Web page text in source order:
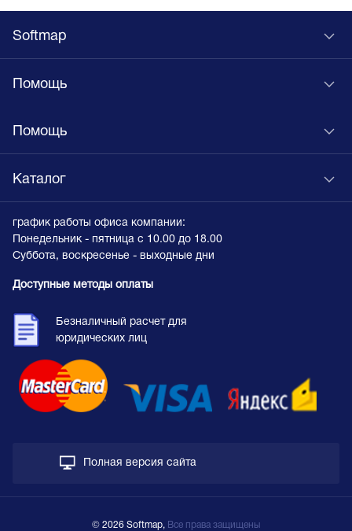
Softmap
Помощь
Помощь
Каталог
график работы офиса компании:
Понедельник - пятница с 10.00 до 18.00
Суббота, воскресенье - выходные дни
Доступные методы оплаты
Безналичный расчет для
юридических лиц
Полная версия сайта
© 2026 Softmap, Все права защищены